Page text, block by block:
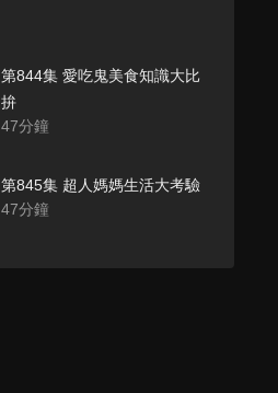
第844集 愛吃鬼美食知識大比
拚
47分鐘
第845集 超人媽媽生活大考驗
47分鐘